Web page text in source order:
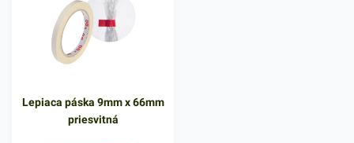
Lepiaca páska 9mm x 66mm
priesvitná